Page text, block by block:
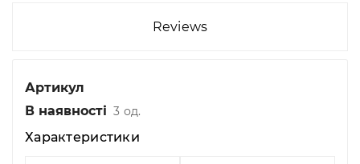
Reviews
Артикул
В наявності 3 од.
Характеристики